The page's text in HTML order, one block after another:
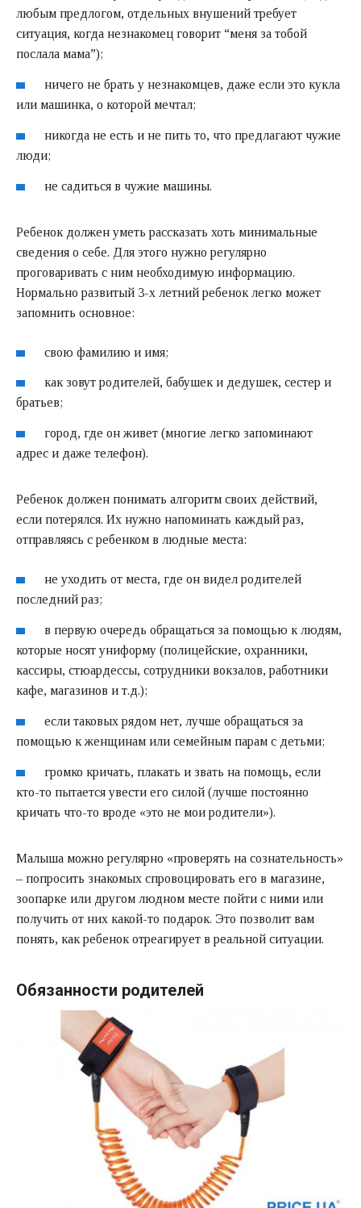
любым предлогом, отдельных внушений требует
ситуация, когда незнакомец говорит “меня за тобой
послала мама”);
ничего не брать у незнакомцев, даже если это кукла
или машинка, о которой мечтал;
никогда не есть и не пить то, что предлагают чужие
люди;
не садиться в чужие машины.
Ребенок должен уметь рассказать хоть минимальные
сведения о себе. Для этого нужно регулярно
проговаривать с ним необходимую информацию.
Нормально развитый 3-х летний ребенок легко может
запомнить основное:
свою фамилию и имя;
как зовут родителей, бабушек и дедушек, сестер и
братьев;
город, где он живет (многие легко запоминают
адрес и даже телефон).
Ребенок должен понимать алгоритм своих действий,
если потерялся. Их нужно напоминать каждый раз,
отправляясь с ребенком в людные места:
не уходить от места, где он видел родителей
последний раз;
в первую очередь обращаться за помощью к людям,
которые носят униформу (полицейские, охранники,
кассиры, стюардессы, сотрудники вокзалов, работники
кафе, магазинов и т.д.);
если таковых рядом нет, лучше обращаться за
помощью к женщинам или семейным парам с детьми;
громко кричать, плакать и звать на помощь, если
кто-то пытается увести его силой (лучше постоянно
кричать что-то вроде «это не мои родители»).
Малыша можно регулярно «проверять на сознательность»
– попросить знакомых спровоцировать его в магазине,
зоопарке или другом людном месте пойти с ними или
получить от них какой-то подарок. Это позволит вам
понять, как ребенок отреагирует в реальной ситуации.
Обязанности родителей